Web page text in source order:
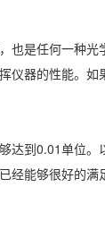
也是任何一种
仪器的性能。
达到0.01单位
能够很好的满